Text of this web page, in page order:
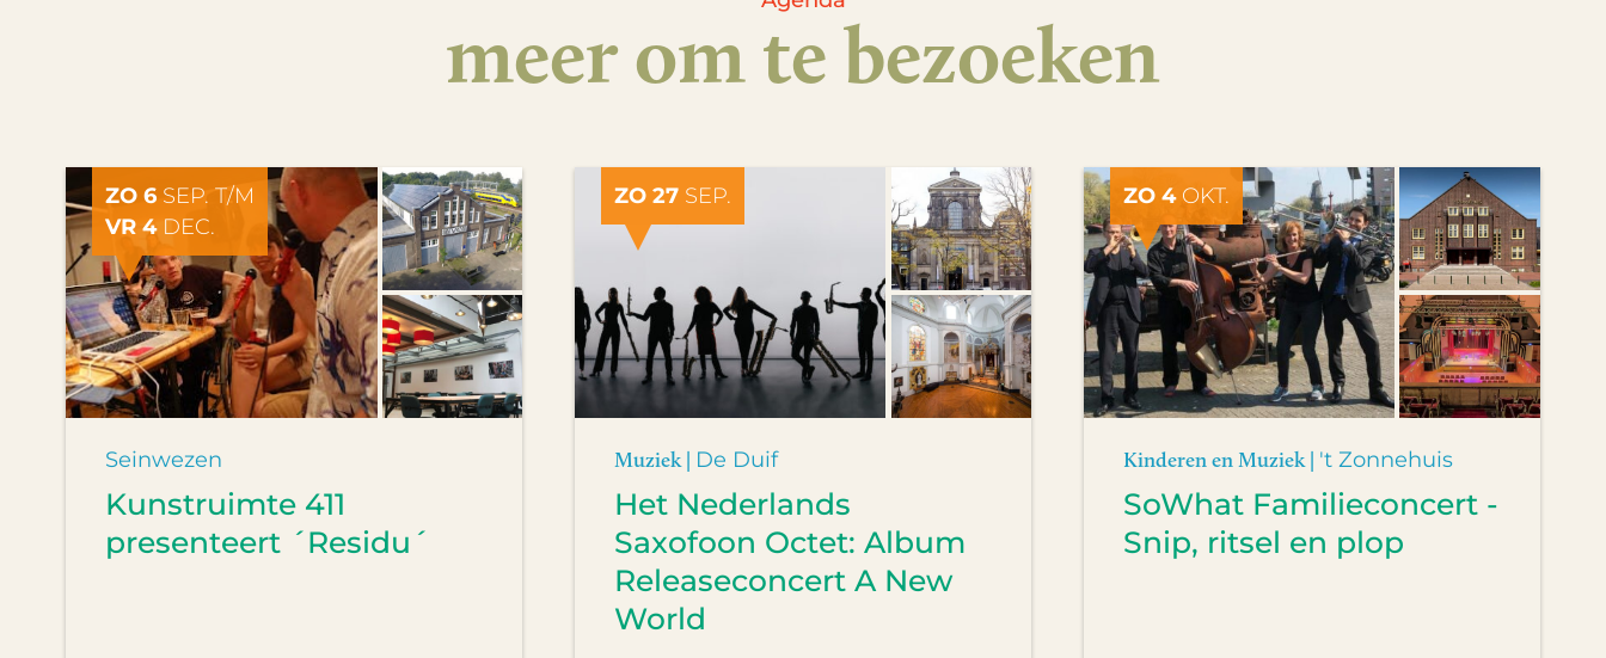
meer om te bezoeken
ZO 6 SEP. T/M
VR 4DEC.
Seinwezen
Kunstruimte 411
presenteert ´Residu´
ZO 27SEP.
Muziek | De Duif
Het Nederlands
Saxofoon Octet: Album
Releaseconcert A New
World
ZO 4OKT.
Kinderen en Muziek | 't Zonnehuis
SoWhat Familieconcert -
Snip, ritsel en plop